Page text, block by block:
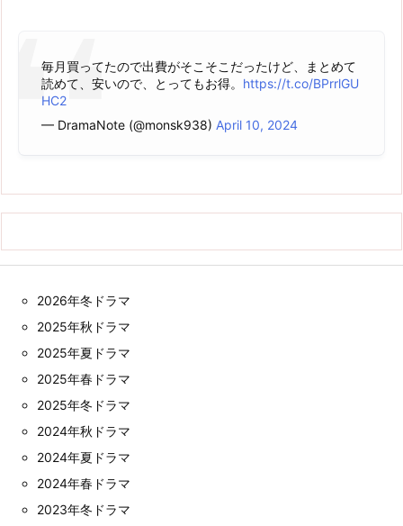
毎月買ってたので出費がそこそこだったけど、まとめて
読めて、安いので、とってもお得。 https://t.co/BPrrlGU
HC2
— DramaNote (@monsk938) April 10, 2024
2026年冬ドラマ
2025年秋ドラマ
2025年夏ドラマ
2025年春ドラマ
2025年冬ドラマ
2024年秋ドラマ
2024年夏ドラマ
2024年春ドラマ
2023年冬ドラマ